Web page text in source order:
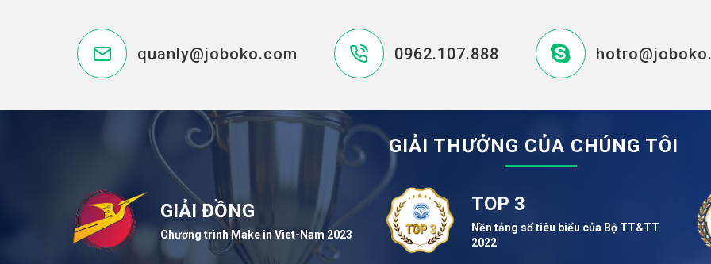
quanly@joboko.com 0962.107.888
GIẢI THƯỞNG CỦA CHÚNG TÔI
GIẢI ĐỒNG
Chương trình Make in Viet-Nam 2023
TOP 3
Nền tảng số tiêu biểu của Bộ TT&TT
2022